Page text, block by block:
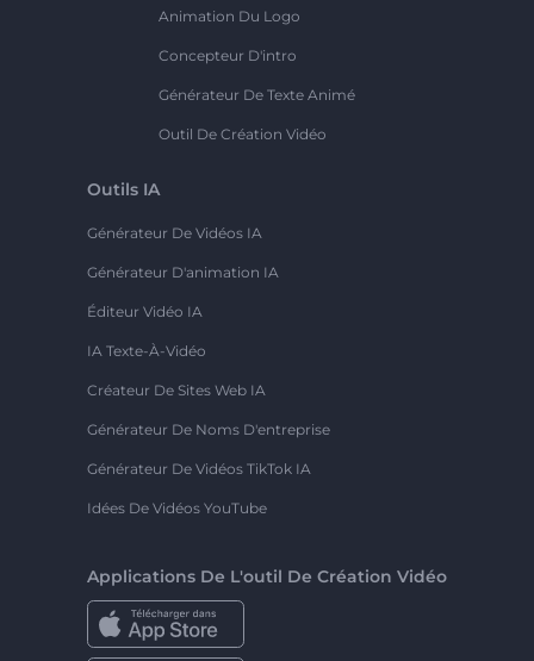
Animation Du Logo
Concepteur D'intro
Générateur De Texte Animé
Outil De Création Vidéo
Outils IA
Générateur De Vidéos IA
Générateur D'animation IA
Éditeur Vidéo IA
IA Texte-À-Vidéo
Créateur De Sites Web IA
Générateur De Noms D'entreprise
Générateur De Vidéos TikTok IA
Idées De Vidéos YouTube
Applications De L'outil De Création Vidéo